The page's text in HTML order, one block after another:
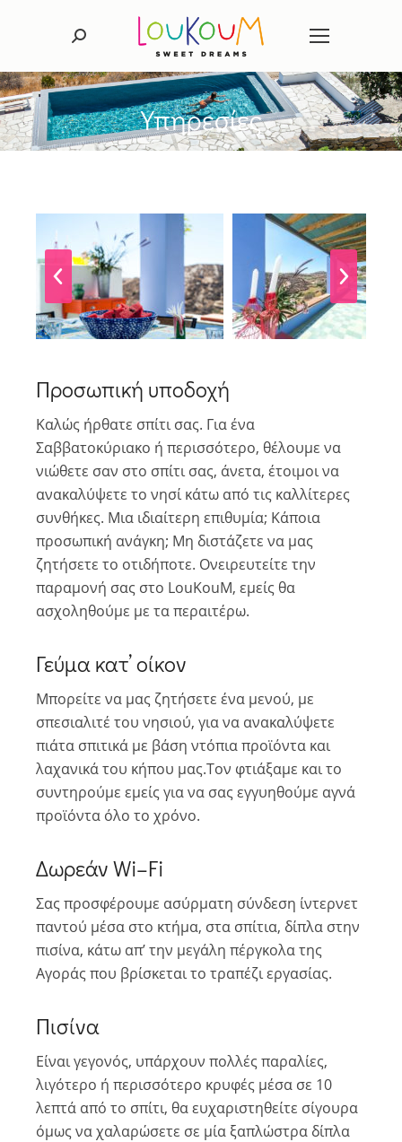
Search:
Υπηρεσίες
Προσωπική υποδοχή
Καλώς ήρθατε σπίτι σας. Για ένα
Σαββατοκύριακο ή περισσότερο, θέλουμε να
νιώθετε σαν στο σπίτι σας, άνετα, έτοιμοι να
ανακαλύψετε το νησί κάτω από τις καλλίτερες
συνθήκες. Μια ιδιαίτερη επιθυμία; Κάποια
προσωπική ανάγκη; Μη διστάζετε να μας
ζητήσετε το οτιδήποτε. Ονειρευτείτε την
παραμονή σας στο LouKouM, εμείς θα
ασχοληθούμε με τα περαιτέρω.
Γεύμα κατ’ οίκον
Μπορείτε να μας ζητήσετε ένα μενού, με
σπεσιαλιτέ του νησιού, για να ανακαλύψετε
πιάτα σπιτικά με βάση ντόπια προϊόντα και
λαχανικά του κήπου μας.Τον φτιάξαμε και το
συντηρούμε εμείς για να σας εγγυηθούμε αγνά
προϊόντα όλο το χρόνο.
Δωρεάν Wi–Fi
Σας προσφέρουμε ασύρματη σύνδεση ίντερνετ
παντού μέσα στο κτήμα, στα σπίτια, δίπλα στην
πισίνα, κάτω απ’ την μεγάλη πέργκολα της
Αγοράς που βρίσκεται το τραπέζι εργασίας.
Πισίνα
Είναι γεγονός, υπάρχουν πολλές παραλίες,
λιγότερο ή περισσότερο κρυφές μέσα σε 10
λεπτά από το σπίτι, θα ευχαριστηθείτε σίγουρα
όμως να χαλαρώσετε σε μία ξαπλώστρα δίπλα